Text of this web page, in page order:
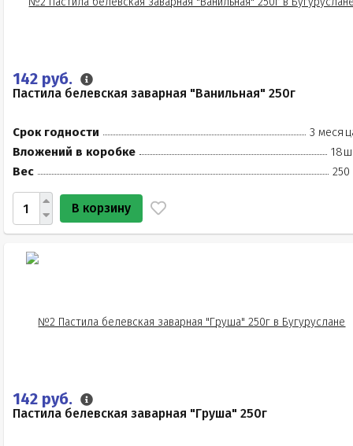
142 руб.
Пастила белевская заварная "Ванильная" 250г
Срок годности
3
Вложений в коробке
Вес
250
В корзину
142 руб.
Пастила белевская заварная "Груша" 250г